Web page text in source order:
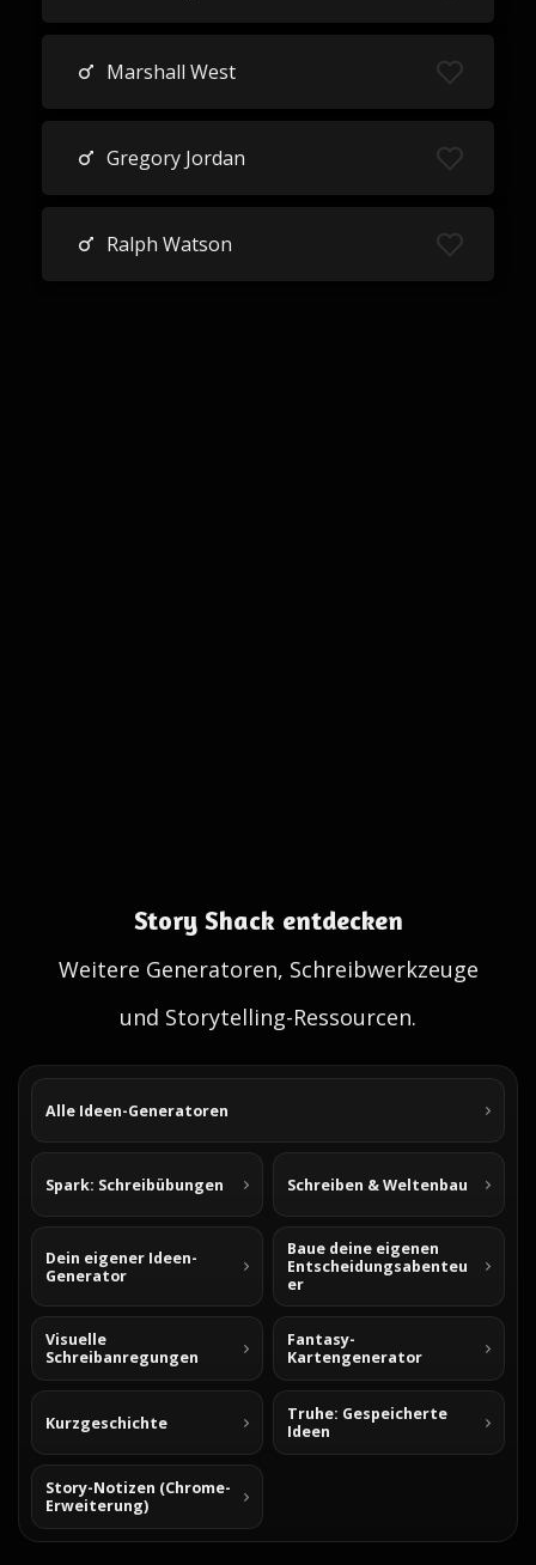
Marshall West
Gregory Jordan
Ralph Watson
Story Shack entdecken
Weitere Generatoren, Schreibwerkzeuge
und Storytelling-Ressourcen.
Alle Ideen-Generatoren
Spark: Schreibübungen Schreiben & Weltenbau
Dein eigener Ideen-
Generator
Baue deine eigenen
Entscheidungsabenteu
er
Visuelle
Schreibanregungen
Fantasy-
Kartengenerator
Kurzgeschichte
Truhe: Gespeicherte
Ideen
Story-Notizen (Chrome-
Erweiterung)